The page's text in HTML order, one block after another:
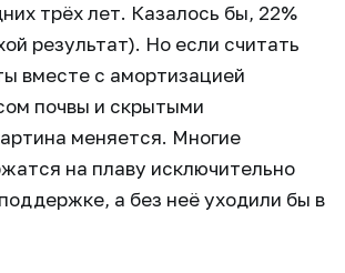
трёх лет. Казалось бы, 22%
результат). Но если считать
вместе с амортизацией
почвы и скрытыми
меняется. Многие
на плаву исключительно
а без неё уходили бы в